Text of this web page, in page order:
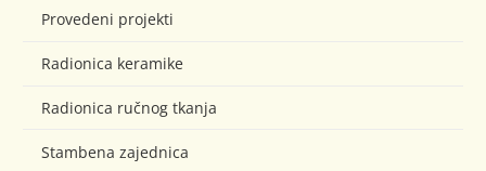
Provedeni projekti
Radionica keramike
Radionica ručnog tkanja
Stambena zajednica